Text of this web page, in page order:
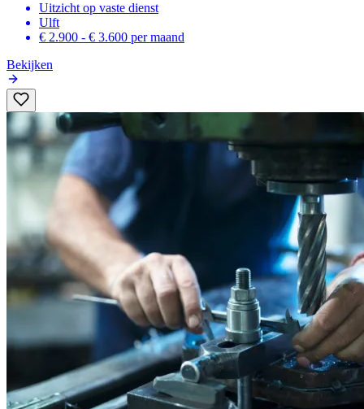
Uitzicht op vaste dienst
Ulft
€ 2.900 - € 3.600 per maand
Bekijken